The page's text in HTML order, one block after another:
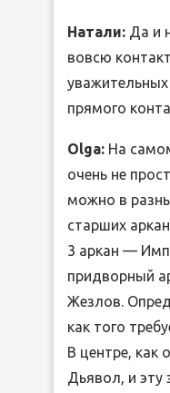
Натали: Да и
вовсю
прямого
Olga: На
очень не
можно в
старших
3 аркан —
придворный
Жезлов.
как того
В центре, как
Дьявол, и эту